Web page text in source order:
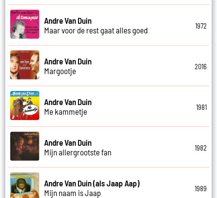
Andre Van Duin
Maar voor de rest gaat alles goed
1972
Andre Van Duin
Margootje
2016
Andre Van Duin
Me kammetje
1981
Andre Van Duin
Mijn allergrootste fan
1982
Andre Van Duin (als Jaap Aap)
Mijn naam is Jaap
1989